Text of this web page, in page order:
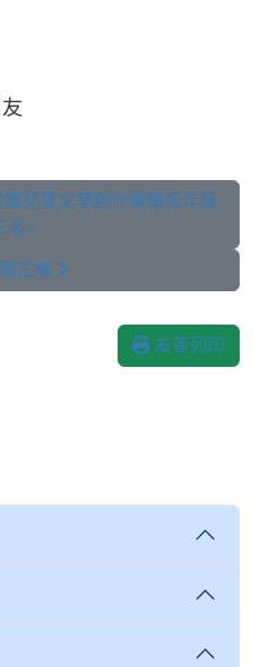
兒童文學創作專輯低年級
名>
芷綾
友善列印